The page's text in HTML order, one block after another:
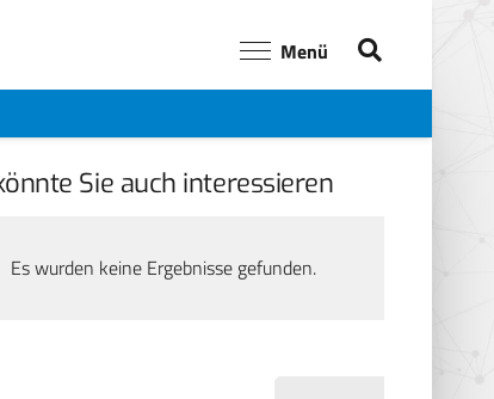
Menü
Sie auch interessieren
Es wurden keine Ergebnisse gefunden.